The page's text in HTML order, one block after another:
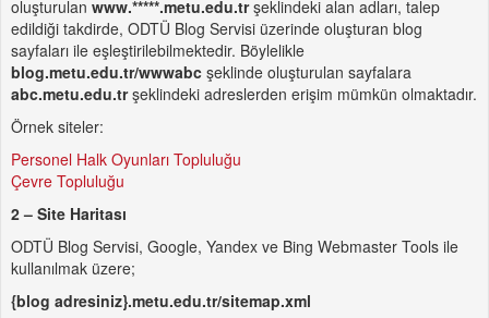
oluşturulan www.*****.metu.edu.trşeklindeki alan adları, talep
edildiği takdirde, ODTÜ Blog Servisi üzerinde oluşturan blog
sayfaları ile eşleştirilebilmektedir. Böylelikle
blog.metu.edu.tr/wwwabc şeklinde oluşturulan sayfalara
abc.metu.edu.trşeklindeki adreslerden erişim mümkün olmaktadır.
Örnek siteler:
Personel Halk Oyunları Topluluğu
Çevre Topluluğu
2 – Site Haritası
ODTÜ Blog Servisi, Google, Yandex ve Bing Webmaster Tools ile
kullanılmak üzere;
{blog adresiniz}.metu.edu.tr/sitemap.xml